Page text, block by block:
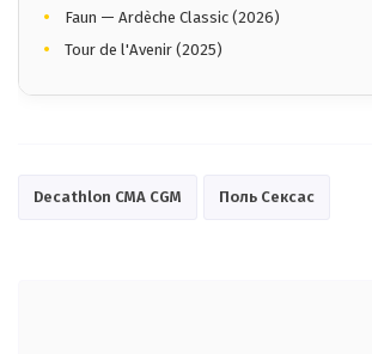
Faun — Ardèche Classic (2026)
Tour de l'Avenir (2025)
Decathlon CMA CGM Поль Сексас